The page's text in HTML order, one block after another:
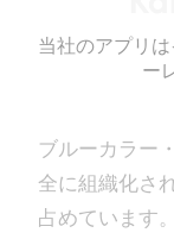
当社のアプリ
ー
ブルーカラー
全に組織化さ
占めています